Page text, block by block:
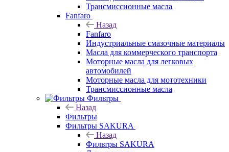
Трансмиссионные масла
Fanfaro
Назад
Fanfaro
Индустриальные смазочные материалы
Масла для коммерческого транспорта
Моторные масла для легковых
автомобилей
Моторные масла для мототехники
Трансмиссионные масла
Фильтры
Назад
Фильтры
Фильтры SAKURA
Назад
Фильтры SAKURA